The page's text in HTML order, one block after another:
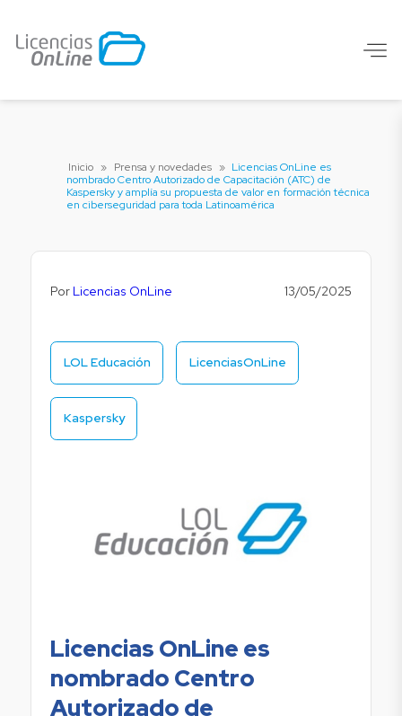
Inicio » Prensa y novedades » Licencias OnLine es
nombrado Centro Autorizado de Capacitación (ATC) de
Kaspersky y amplía su propuesta de valor en formación técnica
en ciberseguridad para toda Latinoamérica
Por Licencias OnLine 13/05/2025
LOL Educación LicenciasOnLine
Kaspersky
Licencias OnLine es
nombrado Centro
Autorizado de